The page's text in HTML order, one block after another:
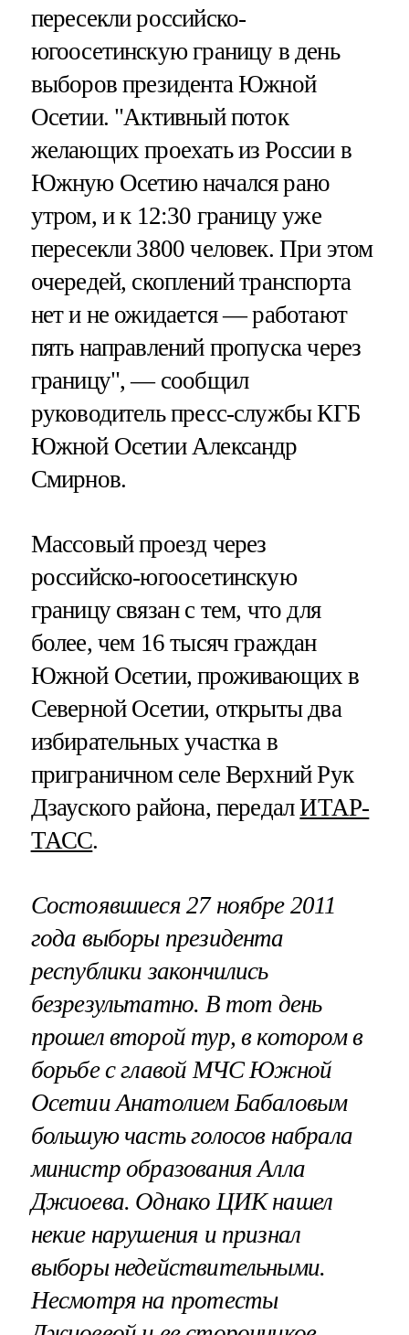
пересекли российско-
югоосетинскую границу в день
выборов президента Южной
Осетии. "Активный поток
желающих проехать из России в
Южную Осетию начался рано
утром, и к 12:30 границу уже
пересекли 3800 человек. При этом
очередей, скоплений транспорта
нет и не ожидается — работают
пять направлений пропуска через
границу", — сообщил
руководитель пресс-службы КГБ
Южной Осетии Александр
Смирнов.
Массовый проезд через
российско-югоосетинскую
границу связан с тем, что для
более, чем 16 тысяч граждан
Южной Осетии, проживающих в
Северной Осетии, открыты два
избирательных участка в
приграничном селе Верхний Рук
Дзауского района, передалИТАР-
ТАСС.
Состоявшиеся 27 ноябре 2011
года выборы президента
республики закончились
безрезультатно. В тот день
прошел второй тур, в котором в
борьбе с главой МЧС Южной
Осетии Анатолием Бабаловым
большую часть голосов набрала
министр образования Алла
Джиоева. Однако ЦИК нашел
некие нарушения и признал
выборы недействительными.
Несмотря на протесты